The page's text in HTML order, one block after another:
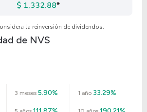
$ 1,332.88*
la reinversión de dividendos.
de NVS
3 meses 5.90% 1 año33.29%